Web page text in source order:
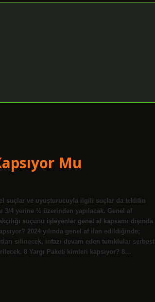
Mu
suçlar ve uyuşturucuyla ilgili suçlar da teklifin
3/4 yerine ½ üzerinden yapılacak. Genel af
suçunu işleyenler genel af kapsamı dışında
2024 yılında genel af ilan edildiğinde;
silinecek, infazı devam eden tutuklular serbest
8 Yargı Paketi kimleri kapsıyor? 8…